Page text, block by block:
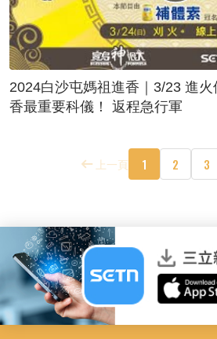
2024白沙屯媽祖進香｜3/23 進
香最重要科儀！ 返程急行軍
上一頁 1 2 3